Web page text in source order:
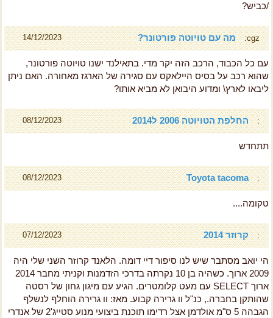
/כביש?
14/12/2023 cgz: מה עם טויוטה פורטונר?
עם כל הכבוד, הרכב הזה יקר מדי. בתאילנד ישנו טויוטה פורטונר,
שהוא רכב על בסיס היילאקס עם סגירה של הארגז מאחורה. האם ניתן
ליבאו לארץ\ ומדוע היבואן לא מביא אותו?
08/12/2023 : החלפת הטויוטה 2006 ל2014
תתחדש
08/12/2023 :
Toyota tacoma
טקומה....
07/12/2023 : קרוזר 2014
הי יואב מסתבר שיש לנו סיפור דיי דומה. הלאנד קרוזר השני שלי היה
2009 ארוך. כשהיה בן 10 נקרתה בדרכי הזדמנות וקניתי מחבר 2014
ארוך SELECT עם מעט קלומטרים. הגיע עם מיגון גחון של רסטה
שהותקן בחברה., כנ"ל וו גרירה קבוע. מאז: וו גרירה הוחלף לנשלף
הגבהה 5 ס"מ אולדמן אצל רדימו תוכנת ביצועי מנוע סטייג'2 של אנדרי